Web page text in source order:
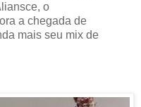
o
a chegada de
mais seu mix de